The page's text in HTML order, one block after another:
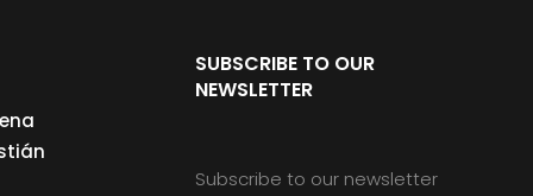
SUBSCRIBE TO OUR
NEWSLETTER
Subscribe to our newsletter